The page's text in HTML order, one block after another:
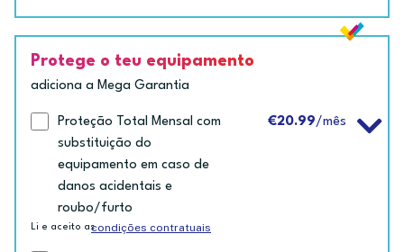
Protege o teu equipamento
adiciona a Mega Garantia
Proteção Total Mensal com
substituição do
equipamento em caso de
danos acidentais e
roubo/furto
€20.99/mês
Li e aceito ascondições contratuais